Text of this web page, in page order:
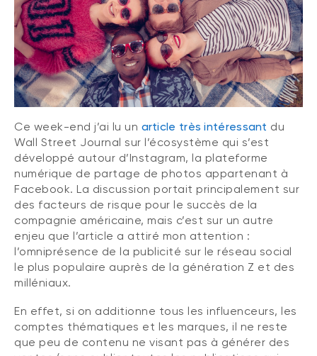
Ce week-end j’ai lu un article très intéressant du
Wall Street Journal sur l’écosystème qui s’est
développé autour d’Instagram, la plateforme
numérique de partage de photos appartenant à
Facebook. La discussion portait principalement sur
des facteurs de risque pour le succès de la
compagnie américaine, mais c’est sur un autre
enjeu que l’article a attiré mon attention :
l’omniprésence de la publicité sur le réseau social
le plus populaire auprès de la génération Z et des
milléniaux.
En effet, si on additionne tous les influenceurs, les
comptes thématiques et les marques, il ne reste
que peu de contenu ne visant pas à générer des